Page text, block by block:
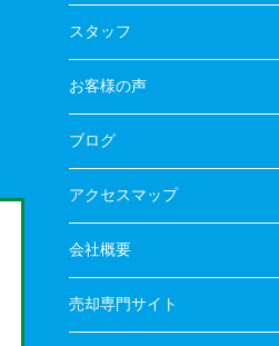
スタッフ
お客様の声
ブログ
アクセスマップ
会社概要
売却専門サイト